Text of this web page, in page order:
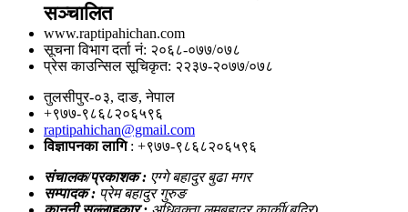
सञ्चालित
www.raptipahichan.com
सूचना विभाग दर्ता नं: २०६८-०७७/०७८
प्रेस काउन्सिल सूचिकृत: २२३७-२०७७/०७८
तुलसीपुर-०३, दाङ, नेपाल
+९७७-९८६८२०६५९६
raptipahichan@gmail.com
विज्ञापनका लागि: +९७७-९८६८२०६५९६
संचालक/प्रकाशक : एग्गे बहादुर बुढा मगर
सम्पादक : प्रेम बहादुर गुरुङ